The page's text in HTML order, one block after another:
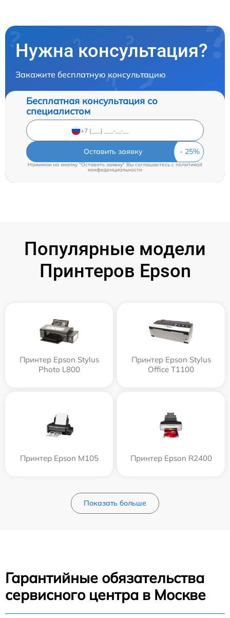
Нужна консультация?
Закажите бесплатную консультацию
Бесплатная консультация со
специалистом
Оставить заявку
Нажимая на кнопку "Оставить заявку" Вы соглашаетесь c политикой
конфиденциальности
Популярные модели
Принтеров Epson
Принтер Epson Stylus
Photo L800
Принтер Epson Stylus
Office T1100
Принтер Epson M105 Принтер Epson R2400
Показать больше
Гарантийные обязательства
сервисного центра в Москве